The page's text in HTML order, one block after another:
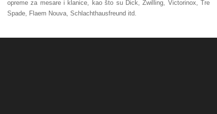
opreme za mesare i klanice, kao što su Dick, Zwilling, Victorinox, Tre
Spade, Flaem Nouva, Schlachthausfreund itd.